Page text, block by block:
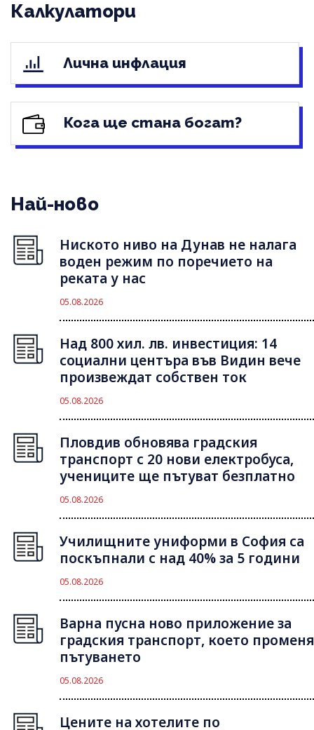
Калкулатори
Лична инфлация
Кога ще стана богат?
Най-ново
Ниското ниво на Дунав не налага
воден режим по поречието на
реката у нас
05.08.2026
Над 800 хил. лв. инвестиция: 14
социални центъра във Видин вече
произвеждат собствен ток
05.08.2026
Пловдив обновява градския
транспорт с 20 нови електробуса,
учениците ще пътуват безплатно
05.08.2026
Училищните униформи в София са
поскъпнали с над 40% за 5 години
05.08.2026
Варна пусна ново приложение за
градския транспорт, което променя
пътуването
05.08.2026
Цените на хотелите по